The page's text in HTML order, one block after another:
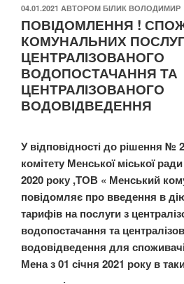
ОПУБЛІКОВАНО
04.01.2021 АВТОРОМ БІЛИК ВОЛОДИМИР
ПОВІДОМЛЕННЯ !
КОМУНАЛЬНИХ
ЦЕНТРАЛІЗОВАНОГО
ВОДОПОСТАЧАННЯ ТА
ЦЕНТРАЛІЗОВАНОГО
ВОДОВІДВЕДЕННЯ
У відповідності до рішення №
комітету Менської міської
2020 року ,ТОВ « Менський
повідомляє про введення в
тарифів на послуги з
водопостачання та
водовідведення для
Мена з 01 січня 2021 року в